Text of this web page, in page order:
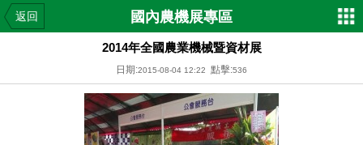
返回 國內農機展專區
2014年全國農業機械暨資材展
日期:2015-08-04 12:22 點擊:536